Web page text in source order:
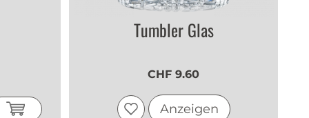
Tumbler Glas
CHF 9.60
Anzeigen